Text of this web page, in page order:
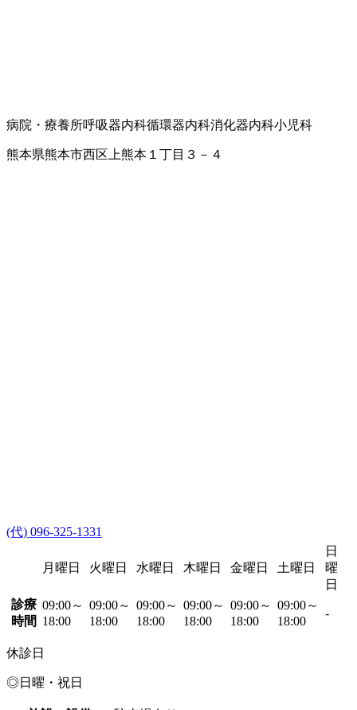
病院・療養所呼吸器内科循環器内科消化器内科小児科
熊本県熊本市西区上熊本１丁目３－４
(代) 096-325-1331
月曜日 火曜日 水曜日 木曜日 金曜日 土曜日
日
曜
日
診療
時間
09:00～
18:00
09:00～
18:00
09:00～
18:00
09:00～
18:00
09:00～
18:00
09:00～
18:00
-
休診日
◎日曜・祝日